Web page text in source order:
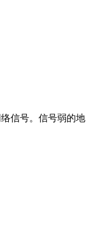
信号。信号弱的地